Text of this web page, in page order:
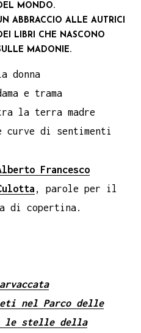
MONDO.
ABBRACCIO ALLE AUTRICI
LIBRI CHE NASCONO
MADONIE.
donna
e trama
la terra madre
curve di sentimenti
Francesco
, parole per il
di copertina.
nel Parco delle
le stelle della